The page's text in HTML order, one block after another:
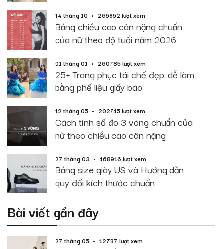
14 tháng 10 265852 lượt xem
Bảng chiều cao cân nặng chuẩn
của nữ theo độ tuổi năm 2026
01 tháng 01 260785 lượt xem
25+ Trang phục tái chế đẹp, dễ làm
bằng phế liệu giấy báo
12 tháng 05 202715 lượt xem
Cách tính số đo 3 vòng chuẩn của
nữ theo chiều cao cân nặng
27 tháng 03 168916 lượt xem
Bảng size giày US và Hướng dẫn
quy đổi kích thước chuẩn
Bài viết gần đây
27 tháng 05 12787 lượt xem